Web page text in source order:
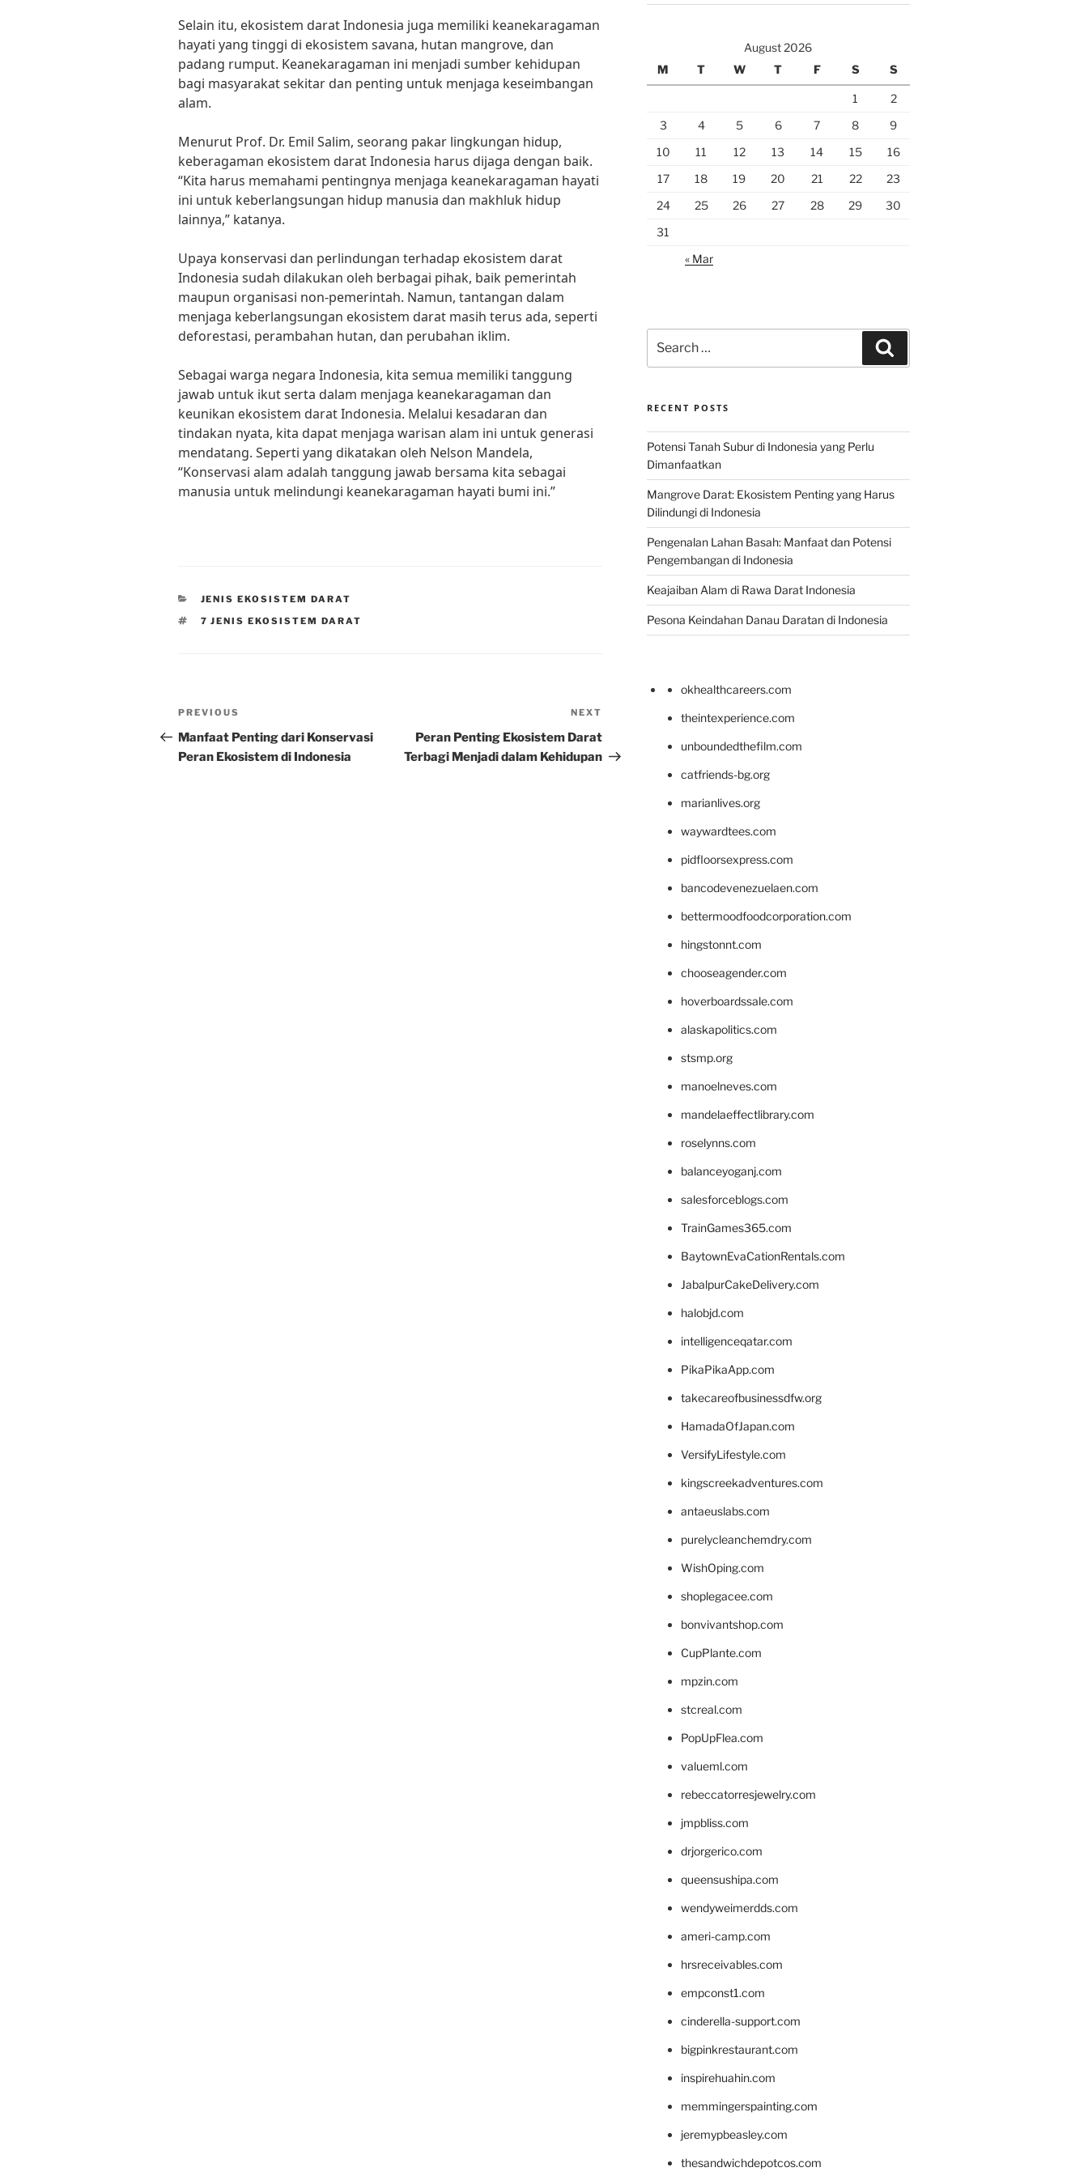
Selain itu, ekosistem darat Indonesia juga memiliki keanekaragaman
hayati yang tinggi di ekosistem savana, hutan mangrove, dan
padang rumput. Keanekaragaman ini menjadi sumber kehidupan
bagi masyarakat sekitar dan penting untuk menjaga keseimbangan
alam.
Menurut Prof. Dr. Emil Salim, seorang pakar lingkungan hidup,
keberagaman ekosistem darat Indonesia harus dijaga dengan baik.
“Kita harus memahami pentingnya menjaga keanekaragaman hayati
ini untuk keberlangsungan hidup manusia dan makhluk hidup
lainnya,” katanya.
Upaya konservasi dan perlindungan terhadap ekosistem darat
Indonesia sudah dilakukan oleh berbagai pihak, baik pemerintah
maupun organisasi non-pemerintah. Namun, tantangan dalam
menjaga keberlangsungan ekosistem darat masih terus ada, seperti
deforestasi, perambahan hutan, dan perubahan iklim.
Sebagai warga negara Indonesia, kita semua memiliki tanggung
jawab untuk ikut serta dalam menjaga keanekaragaman dan
keunikan ekosistem darat Indonesia. Melalui kesadaran dan
tindakan nyata, kita dapat menjaga warisan alam ini untuk generasi
mendatang. Seperti yang dikatakan oleh Nelson Mandela,
“Konservasi alam adalah tanggung jawab bersama kita sebagai
manusia untuk melindungi keanekaragaman hayati bumi ini.”
CATEGORIES
JENIS EKOSISTEM DARAT
TAGS
7 JENIS EKOSISTEM DARAT
Post
navigation
Previous
Post
PREVIOUS
Manfaat Penting dari Konservasi
Peran Ekosistem di Indonesia
Post
NEXT
Peran Penting Ekosistem Darat
Terbagi Menjadi dalam Kehidupan
August 2026
M
T W T F S S
1
2
3
4 5 6 7 8
9
10
11 12 13 14 15
16
17
18 19 20 21 22
23
24
25 26 27 28 29
30
31
« Mar
for:
RECENT POSTS
Potensi Tanah Subur di Indonesia yang Perlu
Dimanfaatkan
Mangrove Darat: Ekosistem Penting yang Harus
Dilindungi di Indonesia
Pengenalan Lahan Basah: Manfaat dan Potensi
Pengembangan di Indonesia
Keajaiban Alam di Rawa Darat Indonesia
Pesona Keindahan Danau Daratan di Indonesia
okhealthcareers.com
theintexperience.com
unboundedthefilm.com
catfriends-bg.org
marianlives.org
waywardtees.com
pidfloorsexpress.com
bancodevenezuelaen.com
bettermoodfoodcorporation.com
hingstonnt.com
chooseagender.com
hoverboardssale.com
alaskapolitics.com
stsmp.org
manoelneves.com
mandelaeffectlibrary.com
roselynns.com
balanceyoganj.com
salesforceblogs.com
TrainGames365.com
BaytownEvaCationRentals.com
JabalpurCakeDelivery.com
halobjd.com
intelligenceqatar.com
PikaPikaApp.com
takecareofbusinessdfw.org
HamadaOfJapan.com
VersifyLifestyle.com
kingscreekadventures.com
antaeuslabs.com
purelycleanchemdry.com
WishOping.com
shoplegacee.com
bonvivantshop.com
CupPlante.com
mpzin.com
stcreal.com
PopUpFlea.com
valueml.com
rebeccatorresjewelry.com
jmpbliss.com
drjorgerico.com
queensushipa.com
wendyweimerdds.com
ameri-camp.com
hrsreceivables.com
empconst1.com
cinderella-support.com
bigpinkrestaurant.com
inspirehuahin.com
memmingerspainting.com
jeremypbeasley.com
thesandwichdepotcos.com